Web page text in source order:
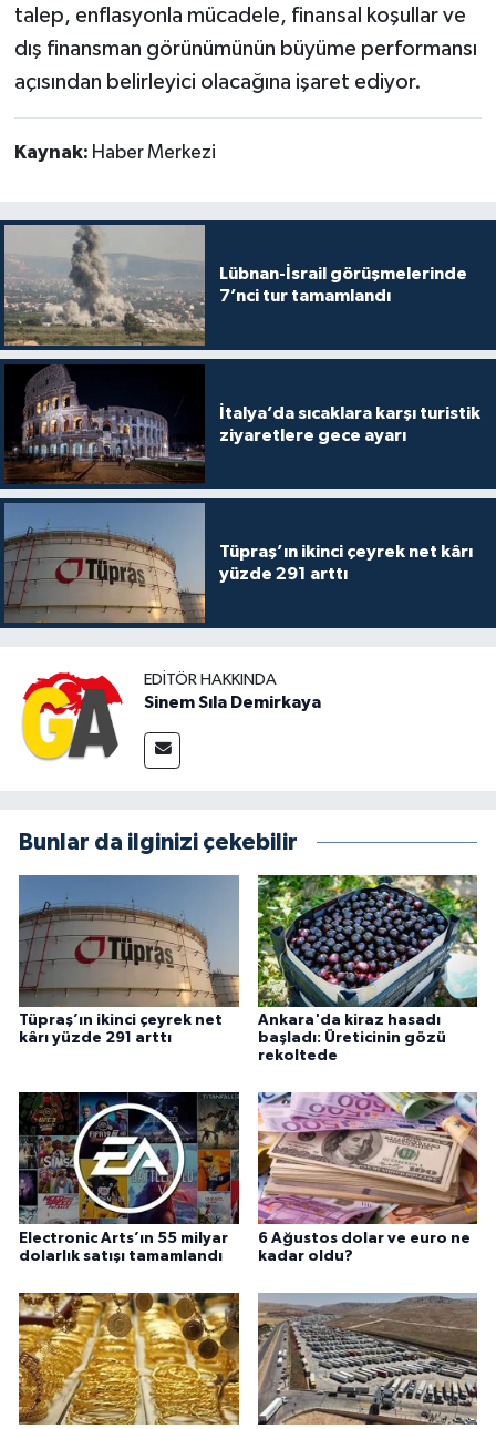
talep, enflasyonla mücadele, finansal koşullar ve
dış finansman görünümünün büyüme performansı
açısından belirleyici olacağına işaret ediyor.
Kaynak: Haber Merkezi
Lübnan-İsrail görüşmelerinde
7’nci tur tamamlandı
İtalya’da sıcaklara karşı turistik
ziyaretlere gece ayarı
Tüpraş’ın ikinci çeyrek net kârı
yüzde 291 arttı
EDITÖR HAKKINDA
Sinem Sıla Demirkaya
Bunlar da ilginizi çekebilir
Tüpraş’ın ikinci çeyrek net
kârı yüzde 291 arttı
Ankara'da kiraz hasadı
başladı: Üreticinin gözü
rekoltede
Electronic Arts’ın 55 milyar
dolarlık satışı tamamlandı
6 Ağustos dolar ve euro ne
kadar oldu?